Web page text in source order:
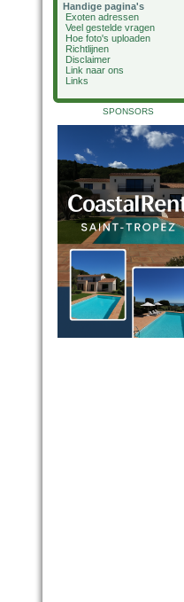
Handige pagina's
Exoten adressen
Veel gestelde vragen
Hoe foto's uploaden
Richtlijnen
Disclaimer
Link naar ons
Links
SPONSORS